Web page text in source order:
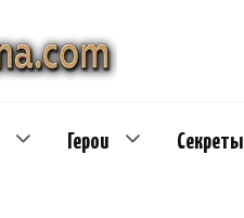
Герои Секреты